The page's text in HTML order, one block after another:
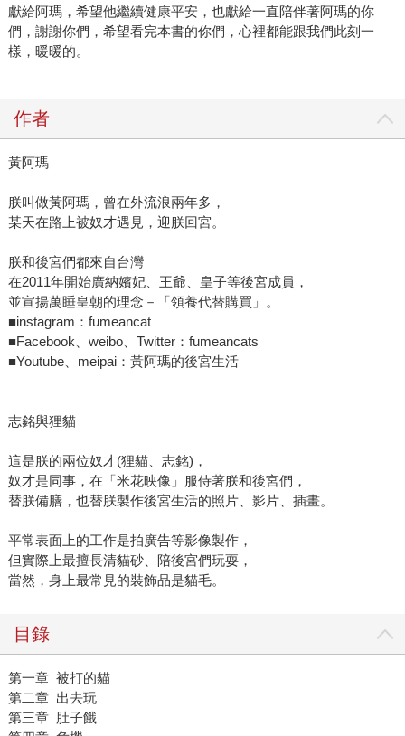
獻給阿瑪，希望他繼續健康平安，也獻給一直陪伴著阿瑪的你
們，謝謝你們，希望看完本書的你們，心裡都能跟我們此刻一
樣，暖暖的。
作者
黃阿瑪
朕叫做黃阿瑪，曾在外流浪兩年多，
某天在路上被奴才遇見，迎朕回宮。
朕和後宮們都來自台灣
在2011年開始廣納嬪妃、王爺、皇子等後宮成員，
並宣揚萬睡皇朝的理念－「領養代替購買」。
■instagram：fumeancat
■Facebook、weibo、Twitter：fumeancats
■Youtube、meipai：黃阿瑪的後宮生活
志銘與狸貓
這是朕的兩位奴才(狸貓、志銘)，
奴才是同事，在「米花映像」服侍著朕和後宮們，
替朕備膳，也替朕製作後宮生活的照片、影片、插畫。
平常表面上的工作是拍廣告等影像製作，
但實際上最擅長清貓砂、陪後宮們玩耍，
當然，身上最常見的裝飾品是貓毛。
目錄
第一章 被打的貓
第二章 出去玩
第三章 肚子餓